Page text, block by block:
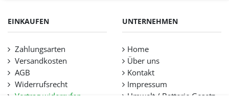
EINKAUFEN
Zahlungsarten
Versandkosten
AGB
Widerrufsrecht
Vertrag widerrufen
UNTERNEHMEN
Home
Über uns
Kontakt
Impressum
Umwelt / Batterie Gesetz